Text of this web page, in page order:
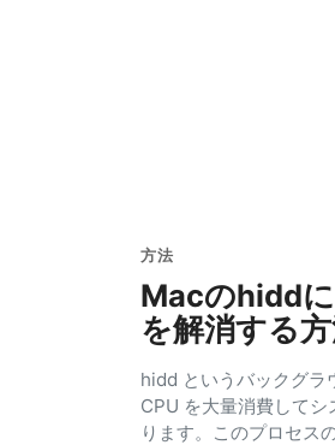
方法
Macのhidd
を解消する
hidd というバックグラ
CPU を大量消費して
ります。このプロセス